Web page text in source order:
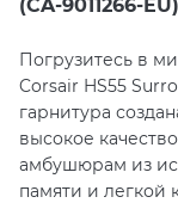
Погрузитесь в
Corsair HS55
гарнитура
высокое
амбушюрам из
памяти и легкой